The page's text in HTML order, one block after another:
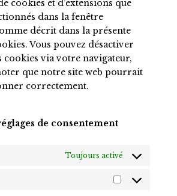
cookies et d’extensions que
dans la fenêtre
décrit dans la présente
Vous pouvez désactiver
cookies via votre navigateur,
que notre site web pourrait
correctement.
de consentement
Toujours activé
Marketing